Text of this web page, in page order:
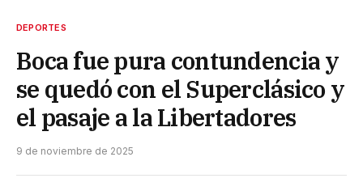
DEPORTES
Boca fue pura contundencia y
se quedó con el Superclásico y
el pasaje a la Libertadores
9 de noviembre de 2025